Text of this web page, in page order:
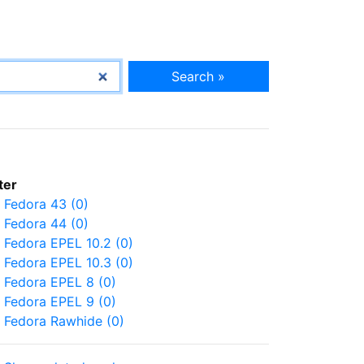
Search »
Fedora 43 (0)
Fedora 44 (0)
Fedora EPEL 10.2 (0)
Fedora EPEL 10.3 (0)
Fedora EPEL 8 (0)
Fedora EPEL 9 (0)
Fedora Rawhide (0)